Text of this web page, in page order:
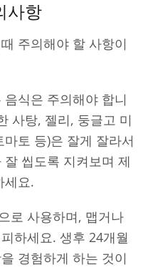
사항
주의해야 할 사항이
식은 주의해야 합니
사탕, 젤리, 둥글고 미
토 등)은 잘게 잘라서
씹도록 지켜보며 제
세요.
로 사용하며, 맵거나
하세요. 생후 24개월
경험하게 하는 것이